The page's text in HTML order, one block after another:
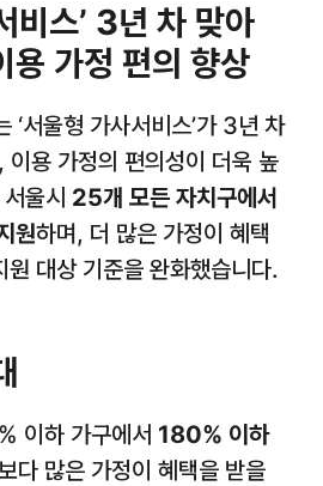
비스’ 3년 차 맞아
용 가정 편의 향상
‘서울형 가사서비스’가 3년 차
이용 가정의 편의성이 더욱 높
울시 25개 모든 자치구에서
원하며, 더 많은 가정이 혜택
원 대상 기준을 완화했습니다.
이하 가구에서 180% 이하
다 많은 가정이 혜택을 받을